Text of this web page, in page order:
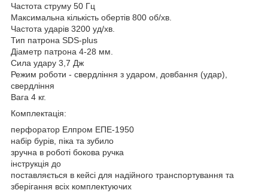
Частота струму 50 Гц
Максимальна кількість обертів 800 об/хв.
Частота ударів 3200 уд/хв.
Тип патрона SDS-plus
Діаметр патрона 4-28 мм.
Сила удару 3,7 Дж
Режим роботи - свердління з ударом, довбання (удар),
свердління
Вага 4 кг.
Комплектація:
перфоратор Елпром ЕПЕ-1950
набір бурів, піка та зубило
зручна в роботі бокова ручка
інструкція до
поставляється в кейсі для надійного транспортування та
зберігання всіх комплектуючих